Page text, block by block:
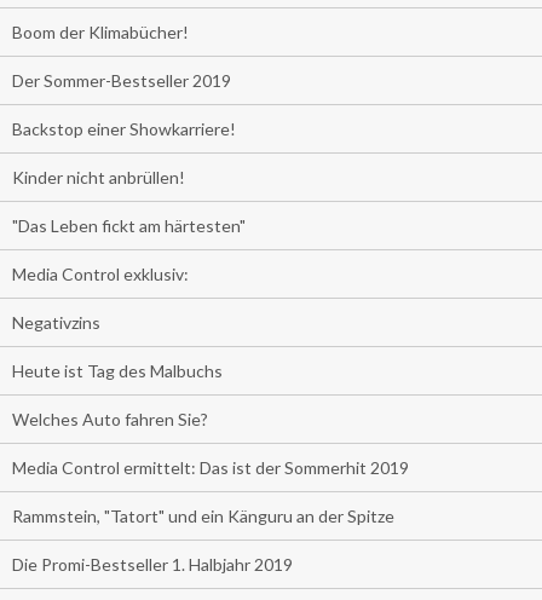
Boom der Klimabücher!
Der Sommer-Bestseller 2019
Backstop einer Showkarriere!
Kinder nicht anbrüllen!
"Das Leben fickt am härtesten"
Media Control exklusiv:
Negativzins
Heute ist Tag des Malbuchs
Welches Auto fahren Sie?
Media Control ermittelt: Das ist der Sommerhit 2019
Rammstein, "Tatort" und ein Känguru an der Spitze
Die Promi-Bestseller 1. Halbjahr 2019